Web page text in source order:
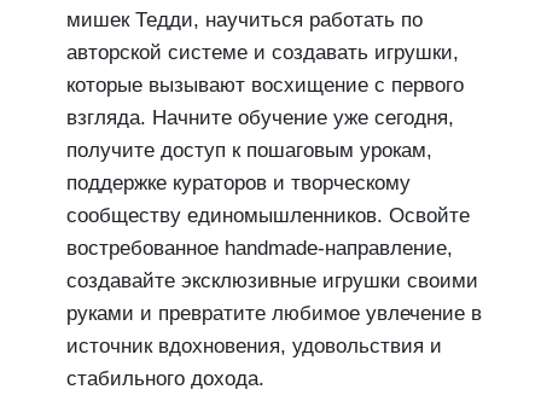
мишек Тедди, научиться работать по
авторской системе и создавать игрушки,
которые вызывают восхищение с первого
взгляда. Начните обучение уже сегодня,
получите доступ к пошаговым урокам,
поддержке кураторов и творческому
сообществу единомышленников. Освойте
востребованное handmade-направление,
создавайте эксклюзивные игрушки своими
руками и превратите любимое увлечение в
источник вдохновения, удовольствия и
стабильного дохода.